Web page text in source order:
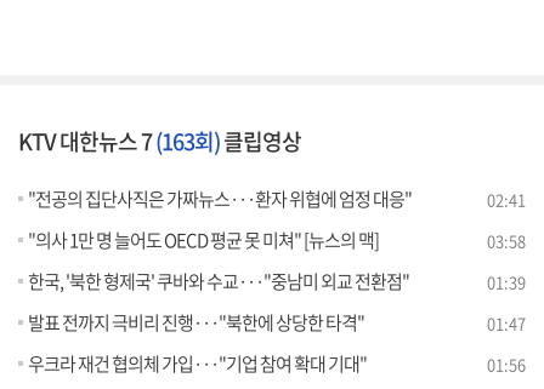
KTV 대한뉴스 7(163회)클립영상
"전공의 집단사직은 가짜뉴스···환자 위협에 엄정 대응" 02:41
"의사 1만 명 늘어도 OECD 평균 못 미쳐" [뉴스의 맥] 03:58
한국, '북한 형제국' 쿠바와 수교···"중남미 외교 전환점" 01:39
발표 전까지 극비리 진행···"북한에 상당한 타격" 01:47
우크라 재건 협의체 가입···"기업 참여 확대 기대" 01:56